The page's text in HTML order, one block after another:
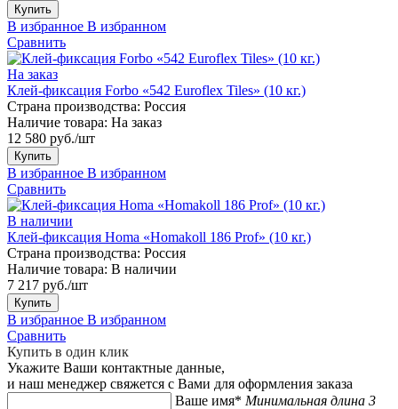
Купить
В избранное В избранном
Сравнить
На заказ
Клей-фиксация Forbo «542 Euroflex Tiles» (10 кг.)
Страна производства: Россия
Наличие товара: На заказ
12 580 руб./шт
Купить
В избранное В избранном
Сравнить
В наличии
Клей-фиксация Homa «Homakoll 186 Prof» (10 кг.)
Страна производства: Россия
Наличие товара: В наличии
7 217 руб./шт
Купить
В избранное В избранном
Сравнить
Купить в один клик
Укажите Ваши контактные данные,
и наш менеджер свяжется с Вами для оформления заказа
Ваше имя* Минимальная длина 3